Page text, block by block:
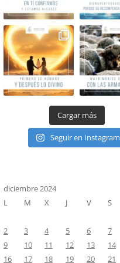
Cargar más
Seguir en Instagram
diciembre 2024
L
M X J V S
2
3 4 5 6 7
9
10 11 12 13 14
16
17 18 19 20 21